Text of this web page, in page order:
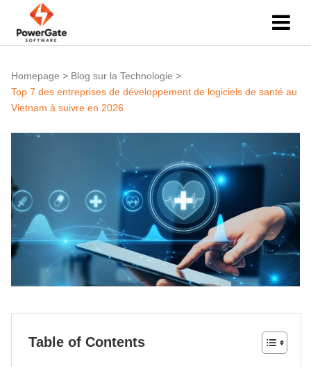
Homepage > Blog sur la Technologie >
Top 7 des entreprises de développement de logiciels de santé au
Vietnam à suivre en 2026
Table of Contents